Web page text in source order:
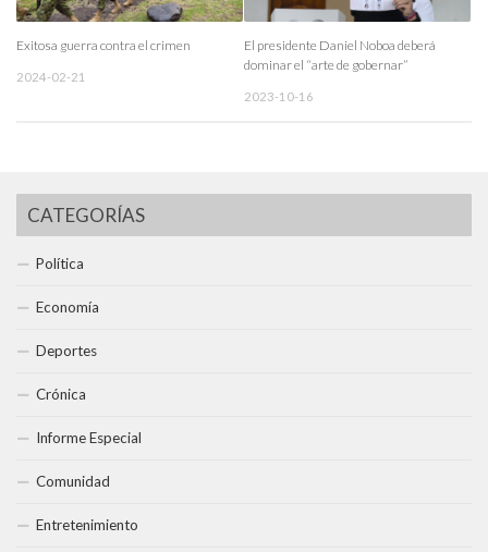
Exitosa guerra contra el crimen
2024-02-21
El presidente Daniel Noboa deberá
dominar el “arte de gobernar”
2023-10-16
CATEGORÍAS
Política
Economía
Deportes
Crónica
Informe Especial
Comunidad
Entretenimiento